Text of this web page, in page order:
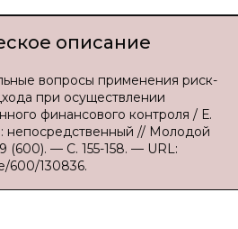
описание
вопросы применения риск-
при осуществлении
финансового контроля / Е.
непосредственный // Молодой
— С. 155-158. — URL:
600/130836.